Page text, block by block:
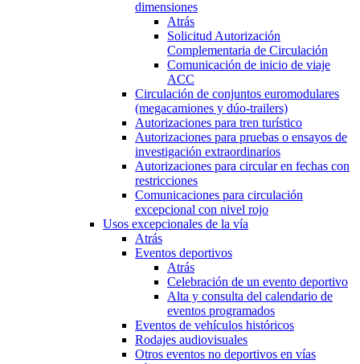
dimensiones
Atrás
Solicitud Autorización
Complementaria de Circulación
Comunicación de inicio de viaje
ACC
Circulación de conjuntos euromodulares
(megacamiones y dúo-trailers)
Autorizaciones para tren turístico
Autorizaciones para pruebas o ensayos de
investigación extraordinarios
Autorizaciones para circular en fechas con
restricciones
Comunicaciones para circulación
excepcional con nivel rojo
Usos excepcionales de la vía
Atrás
Eventos deportivos
Atrás
Celebración de un evento deportivo
Alta y consulta del calendario de
eventos programados
Eventos de vehículos históricos
Rodajes audiovisuales
Otros eventos no deportivos en vías